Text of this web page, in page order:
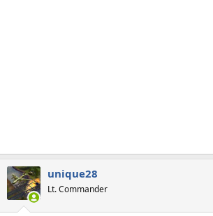
unique28
Lt. Commander